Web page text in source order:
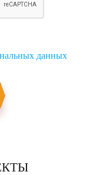
данных